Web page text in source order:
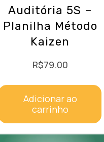
Auditória 5S –
Planilha Método
Kaizen
R$79.00
Adicionar ao
carrinho